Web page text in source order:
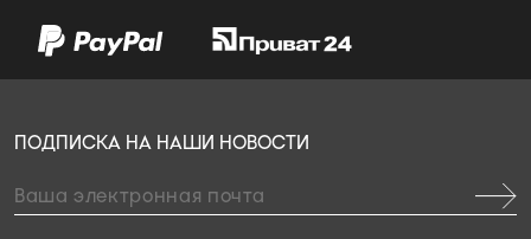
ПОДПИСКА НА НАШИ НОВОСТИ